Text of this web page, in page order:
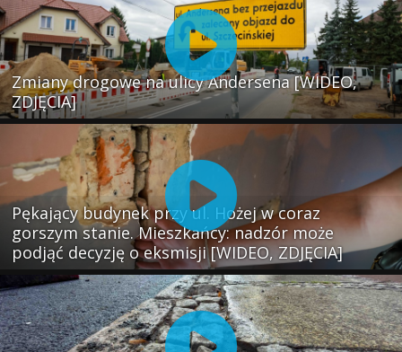
Zmiany drogowe na ulicy Andersena [WIDEO,
ZDJĘCIA]
Pękający budynek przy ul. Hożej w coraz
gorszym stanie. Mieszkańcy: nadzór może
podjąć decyzję o eksmisji [WIDEO, ZDJĘCIA]